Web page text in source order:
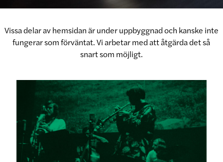
Vissa delar av hemsidan är under uppbyggnad och kanske inte
fungerar som förväntat. Vi arbetar med att åtgärda det så
snart som möjligt.